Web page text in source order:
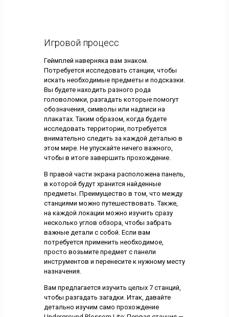
Игровой процесс
Геймплей наверняка вам знаком.
Потребуется исследовать станции, чтобы
искать необходимые предметы и подсказки.
Вы будете находить разного рода
головоломки, разгадать которые помогут
обозначения, символы или надписи на
плакатах. Таким образом, когда будете
исследовать территории, потребуется
внимательно следить за каждой деталью в
этом мире. Не упускайте ничего важного,
чтобы в итоге завершить прохождение.
В правой части экрана расположена панель,
в которой будут хранится найденные
предметы. Преимущество в том, что между
станциями можно путешествовать. Также,
на каждой локации можно изучить сразу
несколько углов обзора, чтобы забрать
важные детали с собой. Если вам
потребуется применить необходимое,
просто возьмите предмет с панели
инструментов и перенесите к нужному месту
назначения.
Вам предлагается изучить целых 7 станций,
чтобы разгадать загадки. Итак, давайте
детально изучим само прохождение